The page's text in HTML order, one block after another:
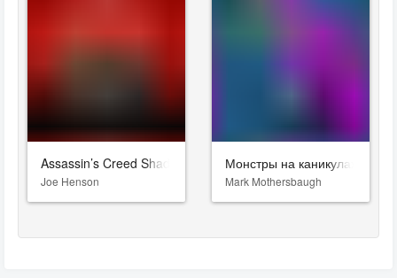
Assassin’s Creed Shadows
Joe Henson
Монстры на каникулах
Mark Mothersbaugh